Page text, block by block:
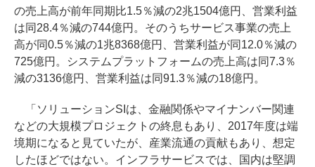
の売上高が前年同期比1.5％減の2兆1504億円、営業利益
は同28.4％減の744億円。そのうちサービス事業の売上
高が同0.5％減の1兆8368億円、営業利益が同12.0％減の
725億円。システムプラットフォームの売上高は同7.3％
減の3136億円、営業利益は同91.3％減の18億円。
「ソリューションSIは、金融関係やマイナンバー関連
などの大規模プロジェクトの終息もあり、2017年度は端
境期になると見ていたが、産業流通の貢献もあり、想定
したほどではない。インフラサービスでは、国内は堅調